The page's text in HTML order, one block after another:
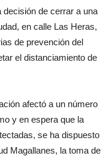
decisión de cerrar a una
en calle Las Heras,
de prevención del
el distanciamiento de
afectó a un número
y en espera que la
se ha dispuesto
Magallanes, la toma de